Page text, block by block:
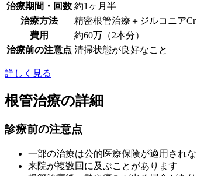
治療期間・回数 約1ヶ月半
治療方法
精密根管治療＋ジルコニアCr
費用
約60万（2本分）
治療前の注意点 清掃状態が良好なこと
詳しく見る
根管治療の詳細
診療前の注意点
一部の治療は公的医療保険が適用され
来院が複数回に及ぶことがあります